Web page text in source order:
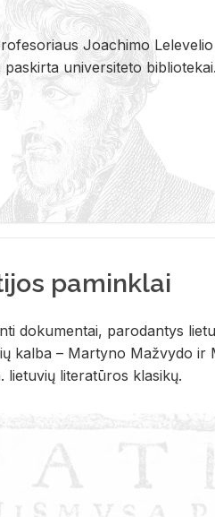
Jo­a­chi­mo Le­le­ve­lio
uni­ver­si­te­to bi­b­lio­te­kai.
paminklai
do­ku­men­tai, pa­ro­dan­tys
kal­ba – Mar­ty­no Ma­žvy­do ir
lie­tu­vių li­te­ra­tū­ros kla­si­kų.